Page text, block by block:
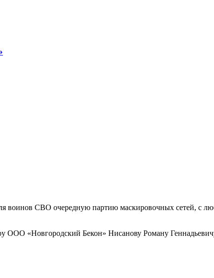
воинов СВО очередную партию маскировочных сетей, с
«Новгородский Бекон» Нисанову Роману